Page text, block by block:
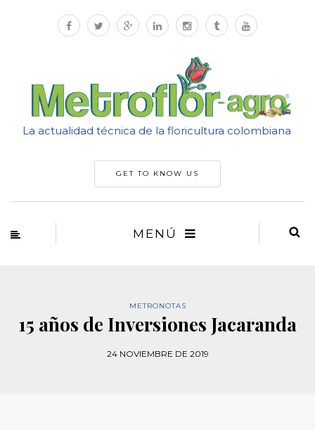
La actualidad técnica de la floricultura colombiana
GET TO KNOW US
MENÚ
METRONOTAS
15 años de Inversiones Jacaranda
24 NOVIEMBRE DE 2019